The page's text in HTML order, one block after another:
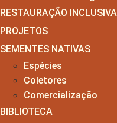
RESTAURAÇÃO INCLUSIVA
PROJETOS
SEMENTES NATIVAS
Espécies
Coletores
Comercialização
BIBLIOTECA